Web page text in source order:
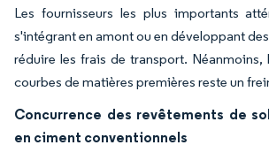
Les fournisseurs les plus importants
s'intégrant en amont ou en développant
réduire les frais de transport.
courbes de matières premières reste un
Concurrence des revêtements de
en ciment conventionnels